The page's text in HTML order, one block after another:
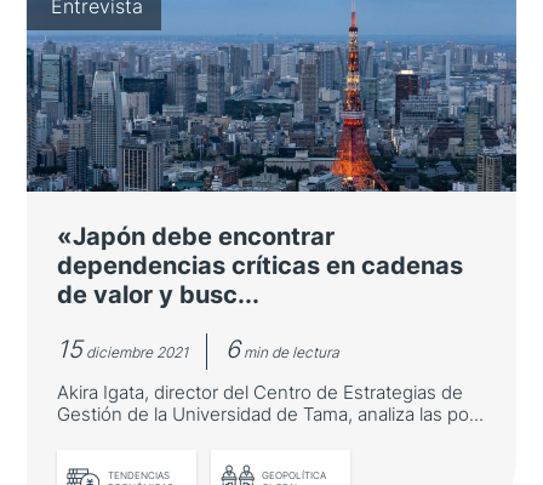
¿continuismo o ruptura?
Entrevista con Saori N. Katada, profesora en
la Escuela de Relaciones Internacionales de
la University of Southern California, sobre las
nuevas recetas económicas del gobierno
Kishida.
LEER MÁS
Entrevista
«Japón debe encontrar
dependencias críticas en cadenas
de valor y busc...
15 diciembre 2021 6 min de lectura
Akira Igata, director del Centro de Estrategias de
Gestión de la Universidad de Tama, analiza las po...
TENDENCIAS
GEOPOLÍTICA